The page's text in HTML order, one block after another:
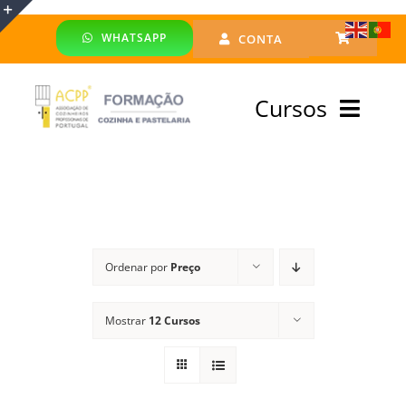
Skip
WHATSAPP CONTA
Cursos
Financiado
Ordenar por Preço
Mostrar 12 Cursos